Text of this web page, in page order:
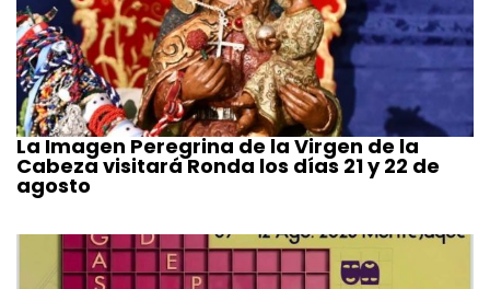
La Imagen Peregrina de la Virgen de la
Cabeza visitará Ronda los días 21 y 22 de
agosto